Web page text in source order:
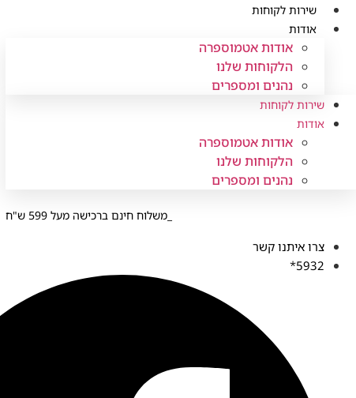
לתוכן
שירות לקוחות
אודות
אודות אטמוספרה
הלקוחות שלנו
נהנים ומספרים
שירות לקוחות
אודות
אודות אטמוספרה
הלקוחות שלנו
נהנים ומספרים
משלוח חינם ברכישה מעל 599 ש"ח
צרו איתנו קשר
5932*